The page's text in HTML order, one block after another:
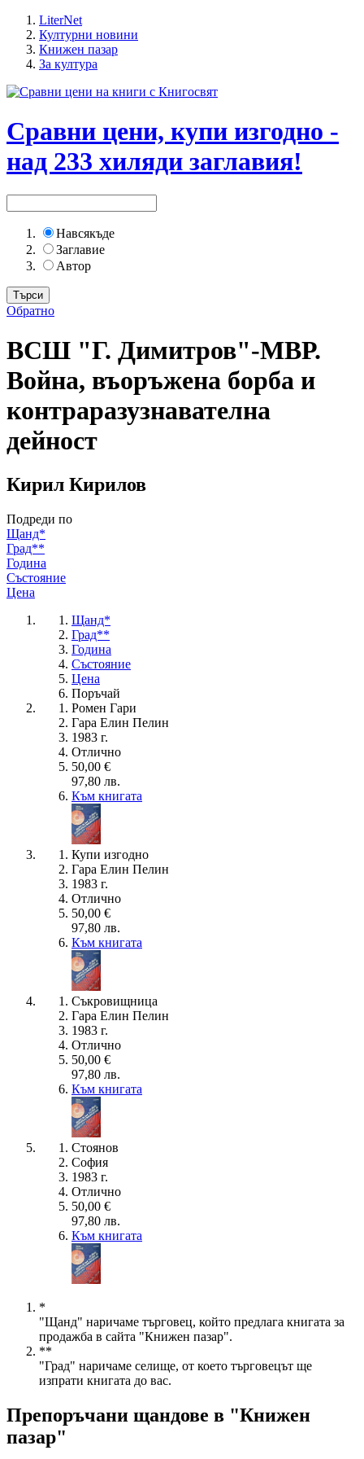
LiterNet
Културни новини
Книжен пазар
За култура
Сравни цени, купи изгодно -
над 233 хиляди заглавия!
Навсякъде
Заглавие
Автор
Обратно
ВСШ "Г. Димитров"-МВР.
Война, въоръжена борба и
контраразузнавателна
дейност
Кирил Кирилов
Подреди по
Щанд*
Град**
Година
Състояние
Цена
Щанд*
Град**
Година
Състояние
Цена
Поръчай
Ромен Гари
Гара Елин Пелин
1983 г.
Отлично
50,00 €
97,80 лв.
Към книгата
Купи изгодно
Гара Елин Пелин
1983 г.
Отлично
50,00 €
97,80 лв.
Към книгата
Съкровищница
Гара Елин Пелин
1983 г.
Отлично
50,00 €
97,80 лв.
Към книгата
Стоянов
София
1983 г.
Отлично
50,00 €
97,80 лв.
Към книгата
*
"Щанд" наричаме търговец, който предлага книгата за
продажба в сайта "Книжен пазар".
**
"Град" наричаме селище, от което търговецът ще
изпрати книгата до вас.
Препоръчани щандове в "Книжен
пазар"